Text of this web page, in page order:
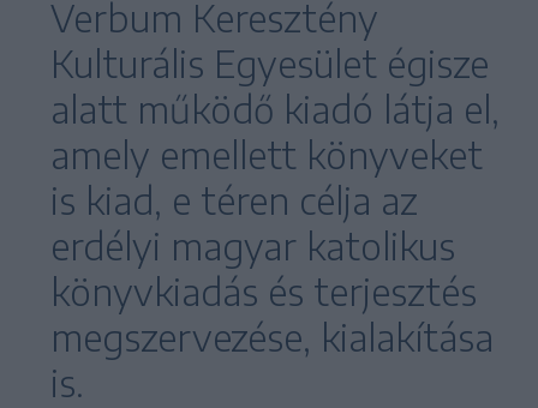
Verbum Keresztény
Kulturális Egyesület égisze
alatt működő kiadó látja el,
amely emellett könyveket
is kiad, e téren célja az
erdélyi magyar katolikus
könyvkiadás és terjesztés
megszervezése, kialakítása
is.